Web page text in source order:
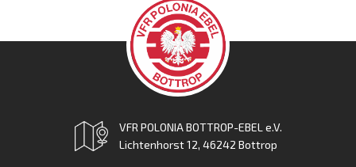
VFR POLONIA BOTTROP-EBEL e.V.
Lichtenhorst 12, 46242 Bottrop